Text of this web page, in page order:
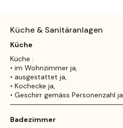
Küche & Sanitäranlagen
Küche
Küche :
• im Wohnzimmer ja,
• ausgestattet ja,
• Kochecke ja,
• Geschirr gemäss Personenzahl ja
Badezimmer